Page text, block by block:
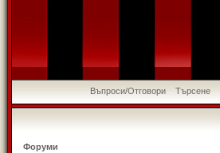
Въпроси/Отговори Търсене
Форуми